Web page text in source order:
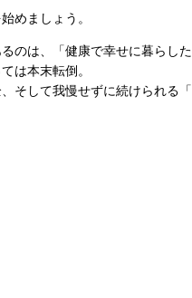
めましょう。
のは、「健康で幸せに暮らし
は本末転倒。
そして我慢せずに続けられる